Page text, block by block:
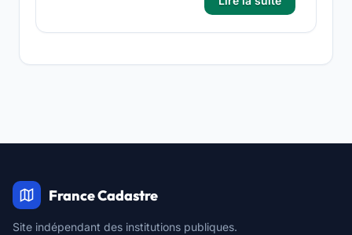
France Cadastre
Site indépendant des institutions publiques.